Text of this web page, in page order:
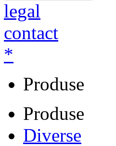
legal
contact
*
Produse
Produse
Diverse